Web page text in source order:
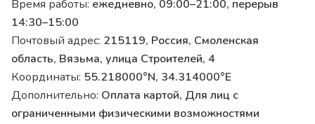
Время работы: ежедневно, 09:00–21:00, перерыв
14:30–15:00
Почтовый адрес: 215119, Россия, Смоленская
область, Вязьма, улица Строителей, 4
Координаты: 55.218000°N, 34.314000°E
Дополнительно: Оплата картой, Для лиц с
ограниченными физическими возможностями